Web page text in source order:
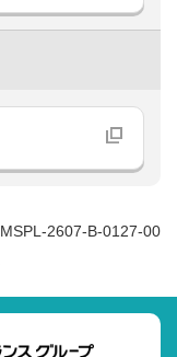
MSPL-2607-B-0127-00